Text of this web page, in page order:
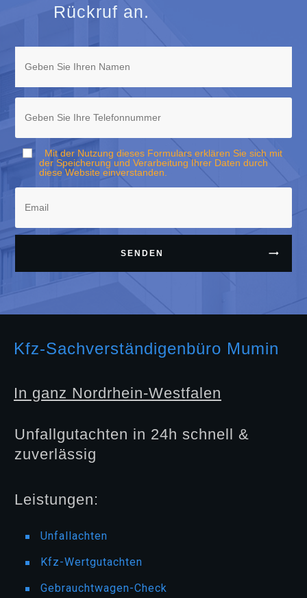
Rückruf an.
Mit der Nutzung dieses Formulars erklären Sie sich mit
der Speicherung und Verarbeitung Ihrer Daten durch
diese Website einverstanden.
SENDEN
Kfz-Sachverständigenbüro Mumin
In ganz Nordrhein-Westfalen
Unfallgutachten in 24h schnell &
zuverlässig
Leistungen:
Unfallachten
Kfz-Wertgutachten
Gebrauchtwagen-Check